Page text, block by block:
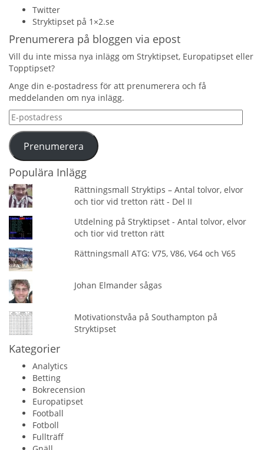
Twitter
Stryktipset på 1×2.se
Prenumerera på bloggen via epost
Vill du inte missa nya inlägg om Stryktipset, Europatipset eller
Topptipset?
Ange din e-postadress för att prenumerera och få
meddelanden om nya inlägg.
E-
postadress
Prenumerera
Populära Inlägg
Rättningsmall Stryktips – Antal tolvor, elvor
och tior vid tretton rätt - Del II
Utdelning på Stryktipset - Antal tolvor, elvor
och tior vid tretton rätt
Rättningsmall ATG: V75, V86, V64 och V65
Johan Elmander sågas
Motivationstvåa på Southampton på
Stryktipset
Kategorier
Analytics
Betting
Bokrecension
Europatipset
Football
Fotboll
Fullträff